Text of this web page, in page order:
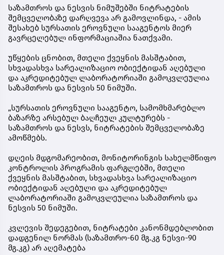
საზამთროს და ნესვის ნიმუშებში ნიტრატების
შემცველობაზე დარღვევა არ გამოვლინდა, - ამის
შესახებ სურსათის ეროვნული სააგენტოს მიერ
გავრცელებულ ინფორმაციაშია ნათქვამი.
უწყების ცნობით, მთელი ქვეყნის მასშტაბით,
სხვადასხვა სარეალიზაციო ობიექტიდან აღებული
და აკრედიტებულ ლაბორატორიაში გამოკვლეულია
საზამთროს და ნესვის 50 ნიმუში.
„სურსათის ეროვნული სააგენტო, სამომხმარებლო
ბაზარზე არსებულ ბაღჩეულ კულტურებს -
საზამთროს და ნესვს, ნიტრატების შემცველობაზე
ამოწმებს.
დღეის მდგომარეობით, მონიტორინგის სახელმწიფო
კონტროლის პროგრამის ფარგლებში, მთელი
ქვეყნის მასშტაბით, სხვადასხვა სარეალიზაციო
ობიექტიდან აღებული და აკრედიტებულ
ლაბორატორიაში გამოკვლეულია საზამთროს და
ნესვის 50 ნიმუში.
კვლევის შედეგებით, ნიტრატები კანონმდებლობით
დადგენილ ნორმას (საზამთრო-60 მგ.კგ ნესვი-90
მგ.კგ) არ აღემატება